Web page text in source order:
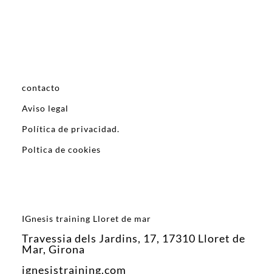
contacto
Aviso legal
Política de privacidad.
Poltica de cookies
IGnesis training Lloret de mar
Travessia dels Jardins, 17, 17310 Lloret de
Mar, Girona
ignesistraining.com